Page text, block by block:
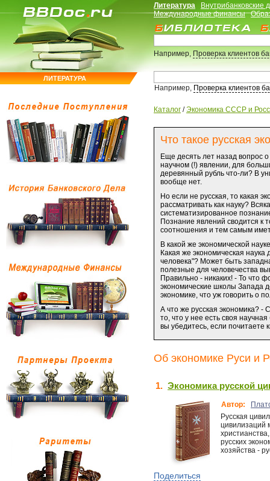
ЛИТЕРАТУРА
Литература
Внутрибанковские
Международные финансы
Например,Проверка клиентов
Например, Проверка клиентов
Каталог /Экономика СССР и
Что такое русская
Еще десять лет назад вопрос
научном (!) явлении, для
деревянный рубль что-ли? В
вообще нет.
Но если не русская, то какая
рассматривать как науку?
систематизированное
Познание явлений сводится к
соотношения и тем самым
В какой же экономической
Какая же экономическая
человека"? Может быть
полезные для человечества
Правильно - никаких! - То что
экономические школы Запада
экономике, что уж говорить о
А что же русская экономика? -
то, что у нее есть своя
вы убедитесь, если почитаете
Об экономике Руси и
1. Экономика русской
Автор:
Русская
цивилизаций
русских
хозяйства -
Поделиться